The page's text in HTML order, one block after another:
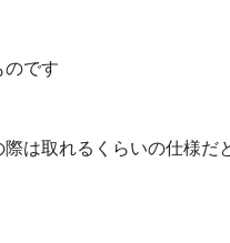
のです
は取れるくらいの仕様だ